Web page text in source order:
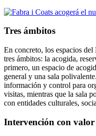
Tres ámbitos
En concreto, los espacios
tres ámbitos: la acogida,
primero, un espacio de
general y una sala
información y control para
visitas, mientras que la sala
con entidades culturales,
Intervención con